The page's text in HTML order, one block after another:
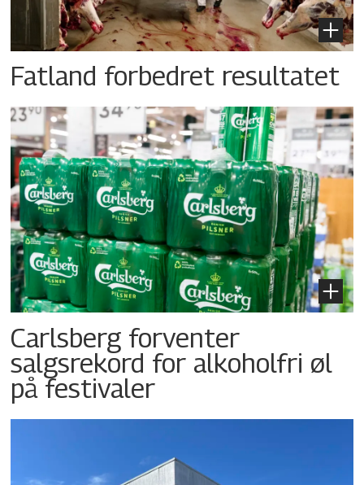
Fatland forbedret resultatet
Carlsberg forventer
salgsrekord for alkoholfri øl
på festivaler